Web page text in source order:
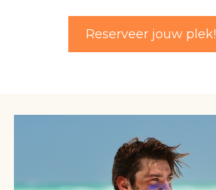
Reserveer jouw plek!